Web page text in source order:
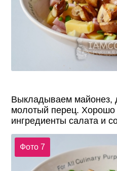
Выкладываем майонез,
молотый перец.
ингредиенты салата и
Фото 7